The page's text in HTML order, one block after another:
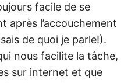
facile de se
après l’accouchement
de quoi je parle!).
nous facilite la tâche,
sur internet et que